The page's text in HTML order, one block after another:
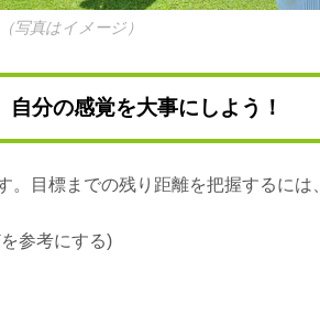
写真はイメージ）
分の感覚を大事にしよう！
目標までの残り距離を把握するには、
参考にする)